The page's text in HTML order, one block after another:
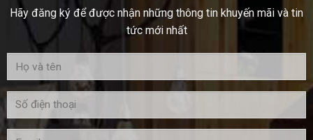
Hãy đăng ký để được nhận những thông tin khuyến mãi và tin
tức mới nhất